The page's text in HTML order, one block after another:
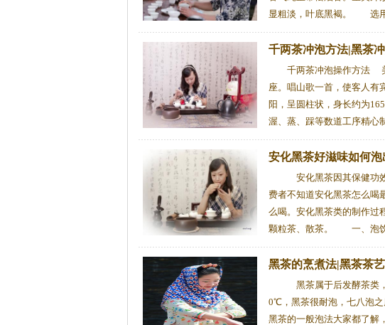
显粗淡，叶底黑褐。 选
千两茶冲泡方法|黑茶
千两茶冲泡操作方法
座。唱山歌一首，使客人
阳，呈圆柱状，身长约为
渥、蒸、踩等数道工序精心
安化黑茶好滋味如何
安化黑茶因其保健功
费者不知道安化黑茶怎么喝
么喝。安化黑茶类的制作过
颗粒茶、散茶。 一、泡
黑茶的烹煮法|黑茶茶艺
黑茶属于后发酵茶类
0℃，黑茶很耐泡，七八泡之
黑茶的一般泡法大家都了解